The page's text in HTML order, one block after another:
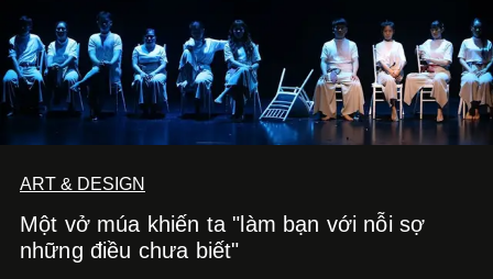
ART & DESIGN
Một vở múa khiến ta "làm bạn với nỗi sợ
những điều chưa biết"